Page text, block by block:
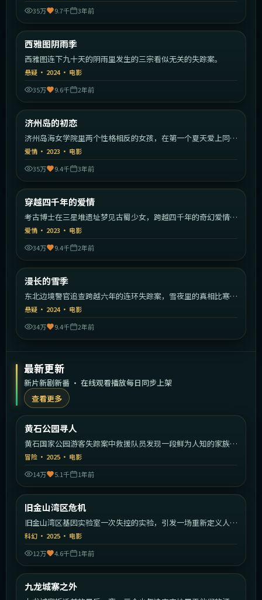
35万
9.7千 3年前
热门
西雅图阴雨季
西雅图连下九十天的阴雨里发生的三宗看似无关的失踪案。
悬疑 · 2024· 电影
35万
9.6千 2年前
热门
济州岛的初恋
济州岛海女学院里两个性格相反的女孩，在第一个夏天爱上同一
个少年。
爱情 · 2023 · 电影
35万
9.4千 3年前
热门
穿越四千年的爱情
考古博士在三星堆遗址梦见古蜀少女，跨越四千年的奇幻爱情就
此展开。
爱情 · 2023 · 电影
34万
9.4千 2年前
热门
漫长的雪季
东北边境警官追查跨越六年的连环失踪案，雪夜里的真相比寒冬
更冷。
悬疑 · 2024· 电影
34万
9.4千 2年前
最新更新
新片新剧新番 · 在线观看播放每日同步上架
查看更多
最新
黄石公园寻人
黄石国家公园游客失踪案中救援队员发现一段鲜为人知的家族秘
密。
冒险 · 2025 · 电影
14万
5.1千 1年前
最新
旧金山湾区危机
旧金山湾区基因实验室一次失控的实验，引发一场重新定义人类
的危机。
科幻 · 2025 · 电影
12万
4.6千 1年前
最新
九龙城寨之外